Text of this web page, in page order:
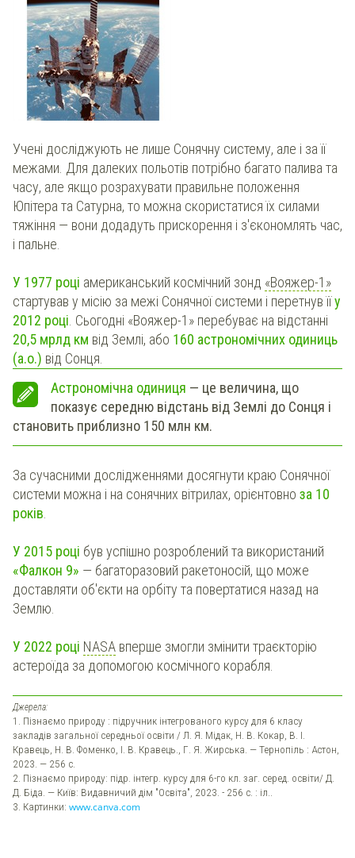
Учені досліджують не лише Сонячну систему, але і за її
межами. Для далеких польотів потрібно багато палива та
часу, але якщо розрахувати правильне положення
Юпітера та Сатурна, то можна скористатися їх силами
тяжіння — вони додадуть прискорення і з'єкономлять час,
і пальне.
У 1977 році американський космічний зонд «Вояжер-1»
стартував у місію за межі Сонячної системи і перетнув їїу
2012 році. Сьогодні «Вояжер-1» перебуває на відстанні
20,5 мрлд км від Землі, або 160 астрономічних одиниць
(а.о.) від Сонця.
Астрономічна одиниця — це величина, що
показує середню відстань від Землі до Сонця і
становить приблизно 150 млн км.
За сучасними дослідженнями досягнути краю Сонячної
системи можна і на сонячних вітрилах, орієнтовно за 10
років.
У 2015 році був успішно розроблений та використаний
«Фалкон 9» — багаторазовий ракетоносій, що може
доставляти об'єкти на орбіту та повертатися назад на
Землю.
У 2022 році NASA вперше змогли змінити траєкторію
астероїда за допомогою космічного корабля.
Джерела:
1. Пізнаємо природу : підручник інтегрованого курсу для 6 класу
закладів загальної середньої освіти / Л. Я. Мідак, Н. В. Кокар, В. І.
Кравець, Н. В. Фоменко, І. В. Кравець., Г. Я. Жирська. — Тернопіль : Астон,
2023. — 256 с.
2. Пізнаємо природу: підр. інтегр. курсу для 6-го кл. заг. серед. освіти/ Д.
Д. Біда. — Київ: Видавничий дім "Освіта", 2023. - 256 с. : іл..
3. Картинки: www.canva.com